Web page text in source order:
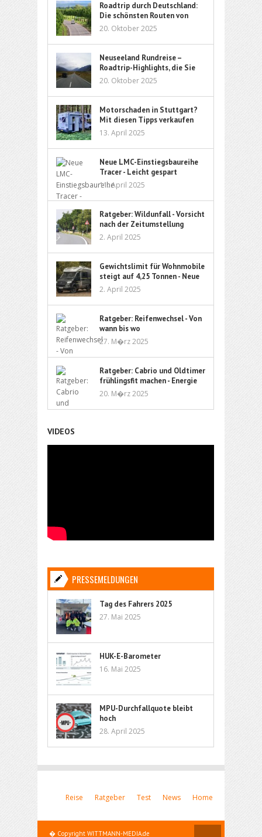
Roadtrip durch Deutschland:
Die schönsten Routen von
Nord bis Süd
20. Oktober 2025
Neuseeland Rundreise –
Roadtrip-Highlights, die Sie
nicht verpassen sollten
20. Oktober 2025
Motorschaden in Stuttgart?
Mit diesen Tipps verkaufen
Sie Ihr Auto sorgenfrei
13. April 2025
Neue LMC-Einstiegsbaureihe
Tracer - Leicht gespart
11. April 2025
Ratgeber: Wildunfall - Vorsicht
nach der Zeitumstellung
2. April 2025
Gewichtslimit für Wohnmobile
steigt auf 4,25 Tonnen - Neue
Führerschein-Richtlinie ebnet
den Weg
2. April 2025
Ratgeber: Reifenwechsel - Von
wann bis wo
27. M�rz 2025
Ratgeber: Cabrio und Oldtimer
frühlingsfit machen - Energie
und Flüssigkeit
20. M�rz 2025
VIDEOS
PRESSEMELDUNGEN
Tag des Fahrers 2025
27. Mai 2025
HUK-E-Barometer
16. Mai 2025
MPU-Durchfallquote bleibt
hoch
28. April 2025
Home
News
Test
Ratgeber
Reise
� Copyright WITTMANN-MEDIA.de